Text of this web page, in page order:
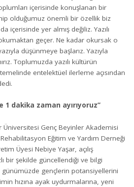
içerisinde konuşlanan bir
olduğumuz önemli bir özellik biz
içerisinde yer almış değiliz. Yazılı
geçer. Ne kadar okursak o
düşünmeye başlarız. Yazıyla
Toplumuzda yazılı kültürün
entelektüel ilerleme açısından
1 dakika zaman ayırıyoruz”
Üniversitesi Genç Beyinler Akademisi
Eğitim ve Yardım Derneği
Üyesi Nebiye Yaşar, açılış
bir şekilde güncellendiği ve bilgi
günümüzde gençlerin potansiyellerini
hızına ayak uydurmalarına, yeni